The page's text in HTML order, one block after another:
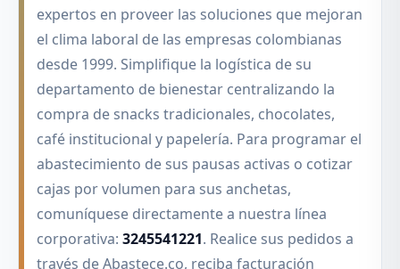
expertos en proveer las soluciones que mejoran
el clima laboral de las empresas colombianas
desde 1999. Simplifique la logística de su
departamento de bienestar centralizando la
compra de snacks tradicionales, chocolates,
café institucional y papelería. Para programar el
abastecimiento de sus pausas activas o cotizar
cajas por volumen para sus anchetas,
comuníquese directamente a nuestra línea
corporativa: 3245541221. Realice sus pedidos a
través de Abastece.co, reciba facturación